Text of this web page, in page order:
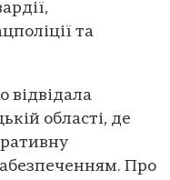
та
відвідала
області, де
Про